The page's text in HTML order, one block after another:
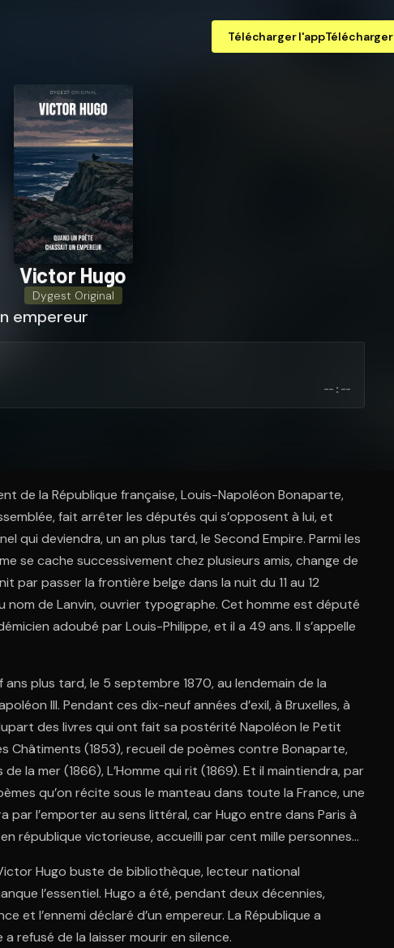
Télécharger l'appTélécharger
Victor Hugo
Dygest Original
empereur
--:--
de la République française, Louis-Napoléon Bonaparte,
fait arrêter les députés qui s’opposent à lui, et
qui deviendra, un an plus tard, le Second Empire. Parmi les
se cache successivement chez plusieurs amis, change de
par passer la frontière belge dans la nuit du 11 au 12
nom de Lanvin, ouvrier typographe. Cet homme est député
adoubé par Louis-Philippe, et il a 49 ans. Il s’appelle
plus tard, le 5 septembre 1870, au lendemain de la
III. Pendant ces dix-neuf années d’exil, à Bruxelles, à
des livres qui ont fait sa postérité Napoléon le Petit
Châtiments (1853), recueil de poèmes contre Bonaparte,
la mer (1866), L’Homme qui rit (1869). Et il maintiendra, par
qu’on récite sous le manteau dans toute la France, une
par l’emporter au sens littéral, car Hugo entre dans Paris à
république victorieuse, accueilli par cent mille personnes à
Hugo buste de bibliothèque, lecteur national
l’essentiel. Hugo a été, pendant deux décennies,
et l’ennemi déclaré d’un empereur. La République a
refusé de la laisser mourir en silence.